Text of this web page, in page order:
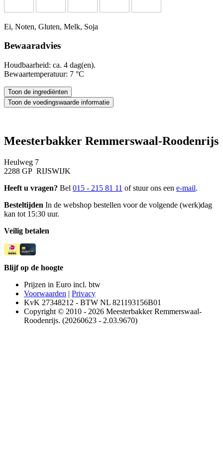
Ei, Noten, Gluten, Melk, Soja
Bewaaradvies
Houdbaarheid: ca. 4 dag(en).
Bewaartemperatuur: 7 °C
Meesterbakker Remmerswaal-Roodenrijs
Heulweg 7
2288 GP RIJSWIJK
Heeft u vragen? Bel 015 - 215 81 11 of stuur ons een e-mail.
Besteltijden In de webshop bestellen voor de volgende (werk)dag
kan tot 15:30 uur.
Veilig betalen
Blijf op de hoogte
Prijzen in Euro incl. btw
Voorwaarden | Privacy
KvK 27348212 - BTW NL 821193156B01
Copyright © 2010 - 2026 Meesterbakker Remmerswaal-
Roodenrijs. (20260623 - 2.03.9670)